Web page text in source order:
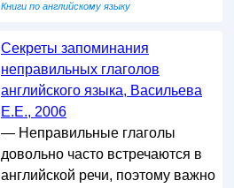
Книги по английскому языку
Секреты запоминания
неправильных глаголов
английского языка, Васильева
Е.Е., 2006
— Неправильные глаголы
довольно часто встречаются в
английской речи, поэтому важно